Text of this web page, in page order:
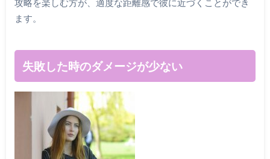
攻略を楽しむ方が、適度な距離感で彼に近づくことができ
ます。
失敗した時のダメージが少ない